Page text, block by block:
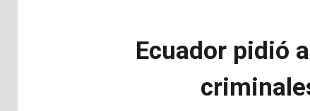
Ecuador pidió